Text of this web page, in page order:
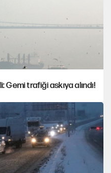
Gemi trafiği askıya alındı!